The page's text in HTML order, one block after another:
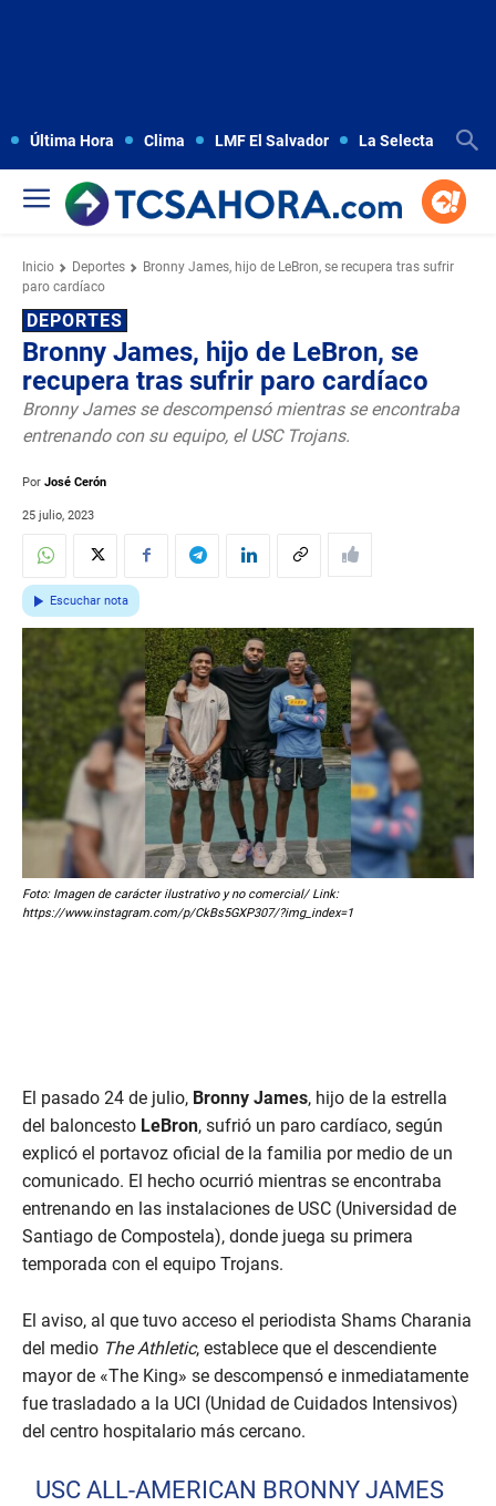
Última Hora Clima LMF El Salvador La Selecta
Inicio Deportes
Bronny James, hijo de LeBron, se recupera tras sufrir
paro cardíaco
DEPORTES
Bronny James, hijo de LeBron, se
recupera tras sufrir paro cardíaco
Bronny James se descompensó mientras se encontraba
entrenando con su equipo, el USC Trojans.
Por José Cerón
25 julio, 2023
Escuchar nota
Foto: Imagen de carácter ilustrativo y no comercial/ Link:
https://www.instagram.com/p/CkBs5GXP307/?img_index=1
El pasado 24 de julio, Bronny James, hijo de la estrella
del baloncesto LeBron, sufrió un paro cardíaco, según
explicó el portavoz oficial de la familia por medio de un
comunicado. El hecho ocurrió mientras se encontraba
entrenando en las instalaciones de USC (Universidad de
Santiago de Compostela), donde juega su primera
temporada con el equipo Trojans.
El aviso, al que tuvo acceso el periodista Shams Charania
del medio The Athletic, establece que el descendiente
mayor de «The King» se descompensó e inmediatamente
fue trasladado a la UCI (Unidad de Cuidados Intensivos)
del centro hospitalario más cercano.
USC ALL-AMERICAN BRONNY JAMES